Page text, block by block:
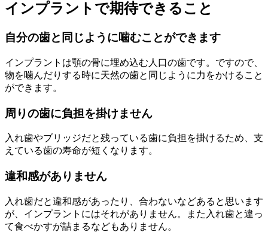
インプラントで期待できること
自分の歯と同じように噛むことができます
インプラントは顎の骨に埋め込む人口の歯です。ですので、
物を噛んだりする時に天然の歯と同じように力をかけること
ができます。
周りの歯に負担を掛けません
入れ歯やブリッジだと残っている歯に負担を掛けるため、支
えている歯の寿命が短くなります。
違和感がありません
入れ歯だと違和感があったり、合わないなどあると思います
が、インプラントにはそれがありません。また入れ歯と違っ
て食べかすが詰まるなどもありません。